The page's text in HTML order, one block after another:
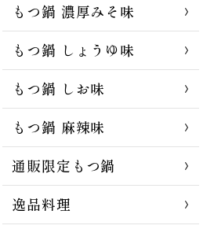
もつ鍋 濃厚みそ味
もつ鍋 しょうゆ味
もつ鍋 しお味
もつ鍋 麻辣味
通販限定もつ鍋
逸品料理